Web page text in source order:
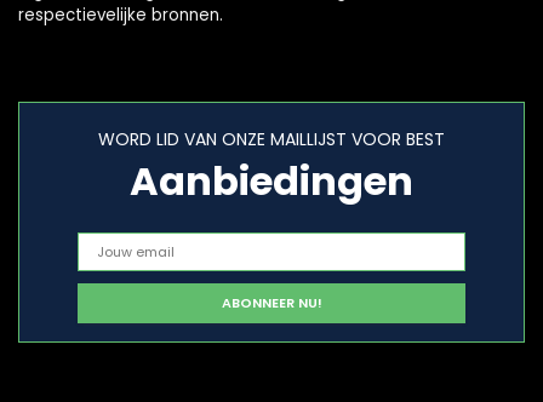
respectievelijke bronnen.
WORD LID VAN ONZE MAILLIJST VOOR BEST
Aanbiedingen